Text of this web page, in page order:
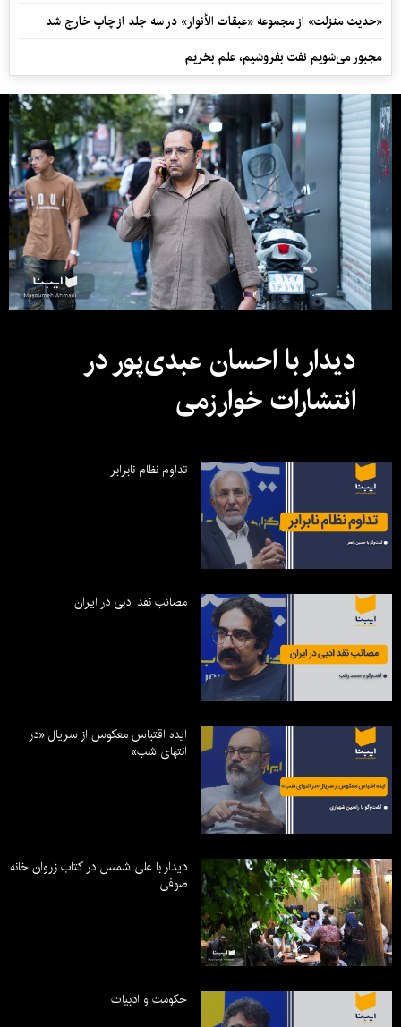
«حدیث منزلت» از مجموعه «عبقات الأنوار» در سه جلد از چاپ خارج شد
مجبور می‌شویم نفت بفروشیم، علم بخریم
دیدار با احسان عبدی‌پور در
انتشارات خوارزمی
تداوم نظام نابرابر
مصائب نقد ادبی در ایران
ایده اقتباس معکوس از سریال «در
انتهای شب»
دیدار با علی شمس در کتاب زروان خانه
صوفی
حکومت و ادبیات